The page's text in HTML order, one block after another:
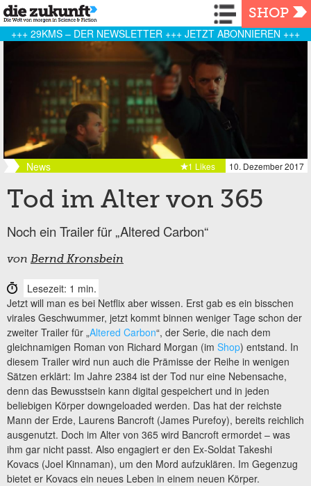
Navigation
SHOP
+++ 29KMS – DER NEWSLETTER +++ JETZT ABONNIEREN +++
News 10. Dezember 2017
1 Likes
Tod im Alter von 365
Noch ein Trailer für „Altered Carbon“
von Bernd Kronsbein
Lesezeit: 1 min.
Jetzt will man es bei Netflix aber wissen. Erst gab es ein bisschen
virales Geschwummer, jetzt kommt binnen weniger Tage schon der
zweiter Trailer für „Altered Carbon“, der Serie, die nach dem
gleichnamigen Roman von Richard Morgan (im Shop) entstand. In
diesem Trailer wird nun auch die Prämisse der Reihe in wenigen
Sätzen erklärt: Im Jahre 2384 ist der Tod nur eine Nebensache,
denn das Bewusstsein kann digital gespeichert und in jeden
beliebigen Körper downgeloaded werden. Das hat der reichste
Mann der Erde, Laurens Bancroft (James Purefoy), bereits reichlich
ausgenutzt. Doch im Alter von 365 wird Bancroft ermordet – was
ihm gar nicht passt. Also engagiert er den Ex-Soldat Takeshi
Kovacs (Joel Kinnaman), um den Mord aufzuklären. Im Gegenzug
bietet er Kovacs ein neues Leben in einem neuen Körper.